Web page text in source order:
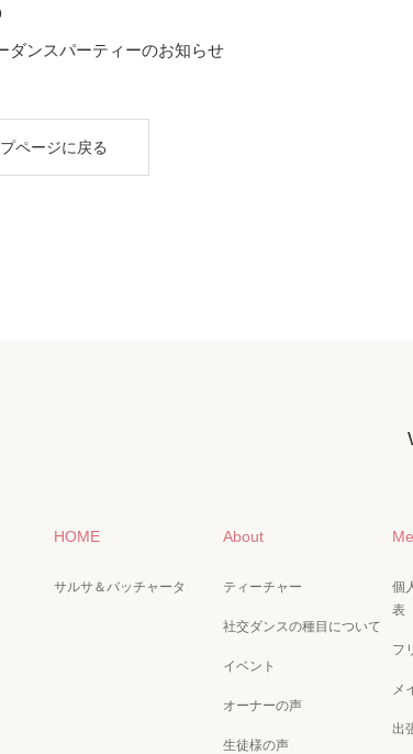
ダンスパーティーのお知らせ
プページに戻る
HOME
サルサ＆バッチャータ
About
ティーチャー
社交ダンスの種目について
イベント
オーナーの声
生徒様の声
個
表
フ
メ
出